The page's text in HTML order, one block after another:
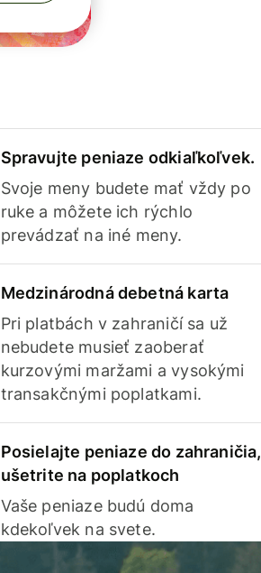
Spravujte peniaze odkiaľkoľvek.
Svoje meny budete mať vždy po
ruke a môžete ich rýchlo
prevádzať na iné meny.
Medzinárodná debetná karta
Pri platbách v zahraničí sa už
nebudete musieť zaoberať
kurzovými maržami a vysokými
transakčnými poplatkami.
Posielajte peniaze do zahraničia,
ušetrite na poplatkoch
Vaše peniaze budú doma
kdekoľvek na svete.